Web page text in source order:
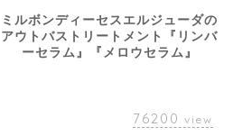
ミルボンディーセスエルジューダの
アウトバストリートメント『リンバ
ーセラム』『メロウセラム』
76200 view